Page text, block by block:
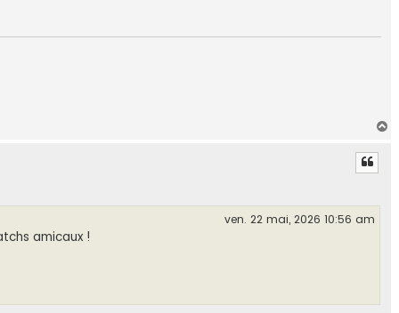
ven. 22 mai, 2026 10:56 am
amicaux !